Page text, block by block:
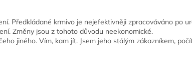
Předkládané krmivo je nejefektivněji zpracováváno po
Změny jsou z tohoto důvodu neekonomické.
jiného. Vím, kam jít. Jsem jeho stálým zákazníkem,